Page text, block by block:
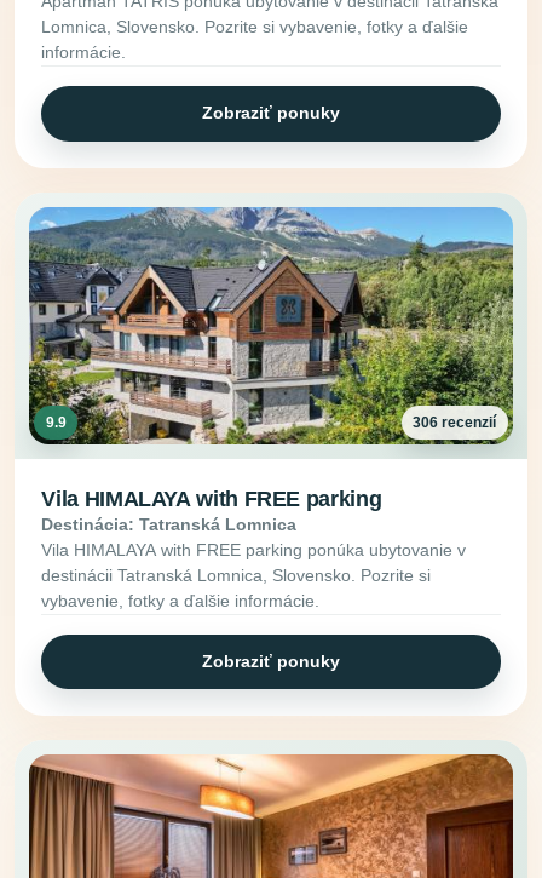
Lomnica, Slovensko. Pozrite si vybavenie, fotky a ďalšie
informácie.
Zobraziť ponuky
9.9 306 recenzií
Vila HIMALAYA with FREE parking
Destinácia: Tatranská Lomnica
Vila HIMALAYA with FREE parking ponúka ubytovanie v
destinácii Tatranská Lomnica, Slovensko. Pozrite si
vybavenie, fotky a ďalšie informácie.
Zobraziť ponuky